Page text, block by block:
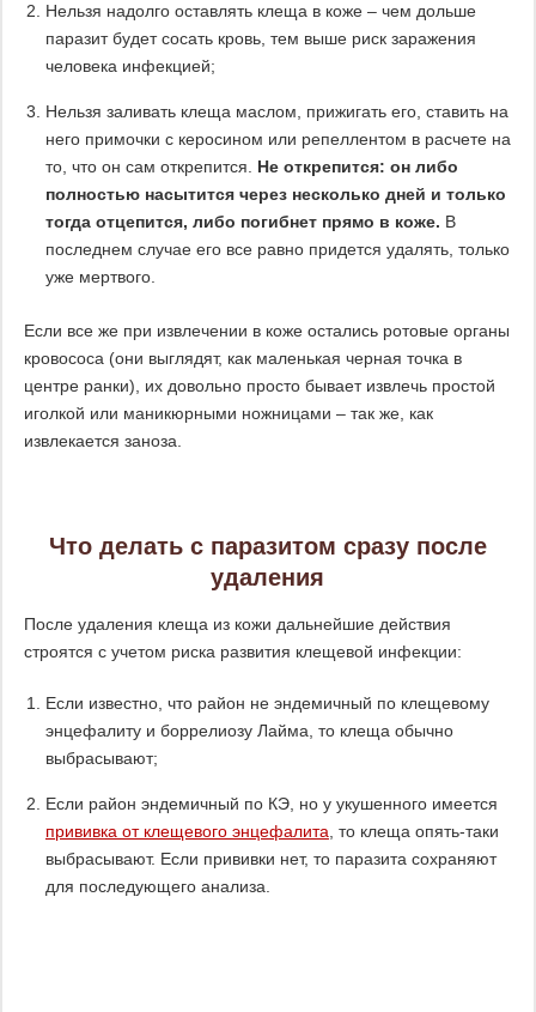
Нельзя надолго оставлять клеща в коже – чем дольше
паразит будет сосать кровь, тем выше риск заражения
человека инфекцией;
Нельзя заливать клеща маслом, прижигать его, ставить на
него примочки с керосином или репеллентом в расчете на
то, что он сам открепится. Не открепится: он либо
полностью насытится через несколько дней и только
тогда отцепится, либо погибнет прямо в коже. В
последнем случае его все равно придется удалять, только
уже мертвого.
Если все же при извлечении в коже остались ротовые органы
кровососа (они выглядят, как маленькая черная точка в
центре ранки), их довольно просто бывает извлечь простой
иголкой или маникюрными ножницами – так же, как
извлекается заноза.
Что делать с паразитом сразу после
удаления
После удаления клеща из кожи дальнейшие действия
строятся с учетом риска развития клещевой инфекции:
Если известно, что район не эндемичный по клещевому
энцефалиту и боррелиозу Лайма, то клеща обычно
выбрасывают;
Если район эндемичный по КЭ, но у укушенного имеется
прививка от клещевого энцефалита, то клеща опять-таки
выбрасывают. Если прививки нет, то паразита сохраняют
для последующего анализа.